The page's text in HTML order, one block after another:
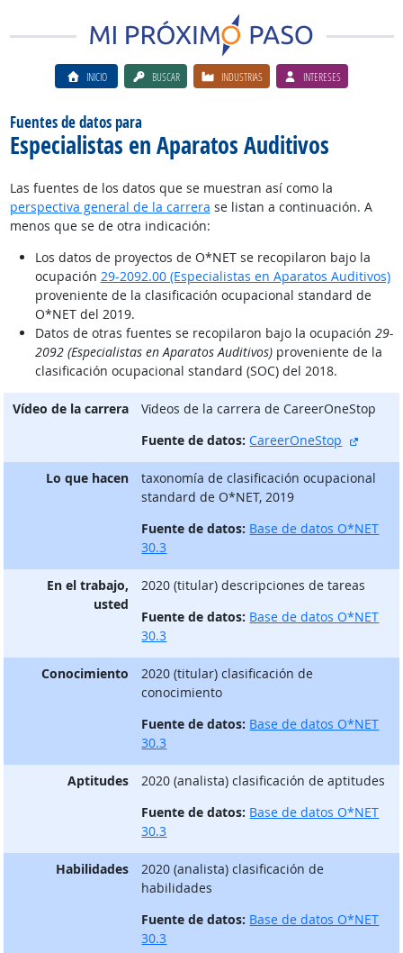
INICIO BUSCAR INDUSTRIAS INTERESES
Fuentes de datos para
Especialistas en Aparatos Auditivos
Las fuentes de los datos que se muestran así como la
perspectiva general de la carrera se listan a continuación. A
menos que se de otra indicación:
Los datos de proyectos de O*NET se recopilaron bajo la
ocupación 29-2092.00 (Especialistas en Aparatos Auditivos)
proveniente de la clasificación ocupacional standard de
O*NET del 2019.
Datos de otras fuentes se recopilaron bajo la ocupación 29-
2092 (Especialistas en Aparatos Auditivos)proveniente de la
clasificación ocupacional standard (SOC) del 2018.
Vídeo de la carrera
Vίdeos de la carrera de CareerOneStop
Fuente de datos: CareerOneStop
Lo que hacen
taxonomía de clasificación ocupacional
standard de O*NET, 2019
Fuente de datos: Base de datos O*NET
30.3
En el trabajo,
usted
2020 (titular) descripciones de tareas
Fuente de datos: Base de datos O*NET
30.3
Conocimiento
2020 (titular) clasificación de
conocimiento
Fuente de datos: Base de datos O*NET
30.3
Aptitudes
2020 (analista) clasificación de aptitudes
Fuente de datos: Base de datos O*NET
30.3
Habilidades
2020 (analista) clasificación de
habilidades
Fuente de datos: Base de datos O*NET
30.3